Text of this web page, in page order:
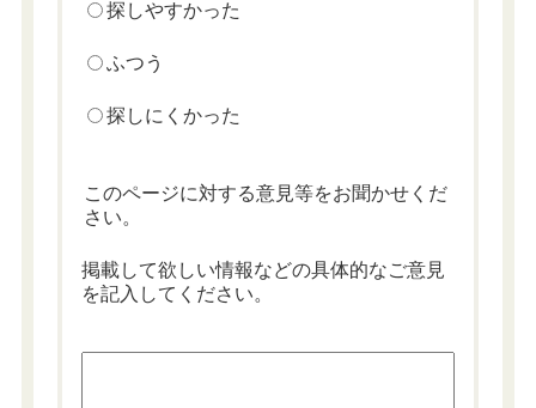
探しやすかった
ふつう
探しにくかった
このページに対する意見等をお聞かせくだ
さい。
掲載して欲しい情報などの具体的なご意見
を記入してください。